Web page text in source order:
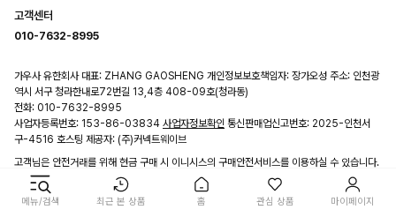
메뉴/검색 최근 본 상품 홈 관심 상품 마이페이지
가우사 유한회사 대표: ZHANG GAOSHENG 개인정보보호책임자: 장가오성 주소: 인천광
역시 서구 청라한내로72번길 13,4층 408-09호(청라동)
전화: 010-7632-8995
사업자등록번호: 153-86-03834 사업자정보확인 통신판매업신고번호: 2025-인천서
구-4516 호스팅 제공자: (주)커넥트웨이브
고객님은 안전거래를 위해 현금 구매 시 이니시스의 구매안전서비스를 이용하실 수 있습니다.
가입사실확인
Copyright@ 가우사. All Rights Reserved
고객센터
010-7632-8995